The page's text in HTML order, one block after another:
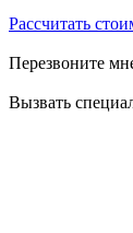
Рассчитать
Перезвоните
Вызвать